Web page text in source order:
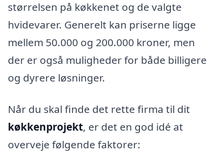
størrelsen på køkkenet og de valgte
hvidevarer. Generelt kan priserne ligge
mellem 50.000 og 200.000 kroner, men
der er også muligheder for både billigere
og dyrere løsninger.
Når du skal finde det rette firma til dit
køkkenprojekt, er det en god idé at
overveje følgende faktorer: